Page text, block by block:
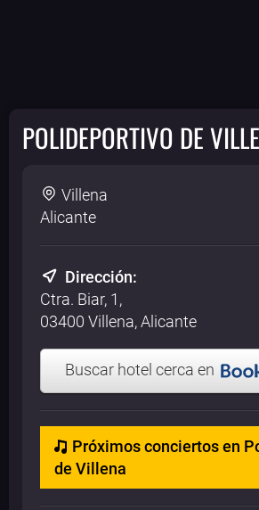
POLIDEPORTIVO DE
Villena
Alicante
Dirección:
Ctra. Biar, 1,
03400 Villena, Alicante
Buscar hotel cerca en
Próximos conciertos en
de Villena